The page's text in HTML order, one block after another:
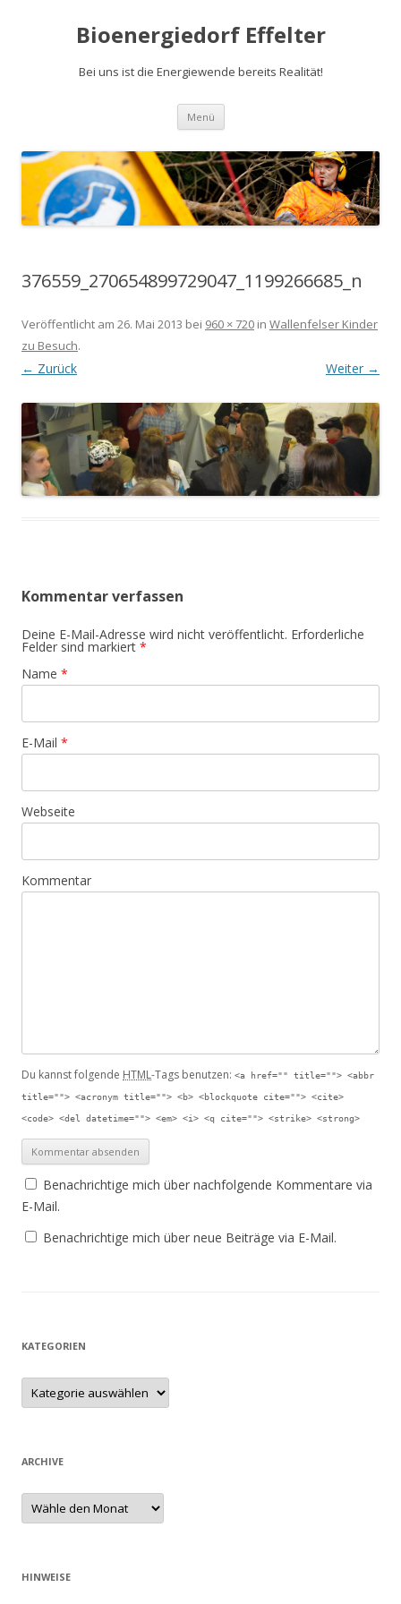
Bioenergiedorf Effelter
Bei uns ist die Energiewende bereits Realität!
Menü Zum Inhalt springen
376559_270654899729047_1199266685_n
Veröffentlicht am 26. Mai 2013 bei 960 × 720 in Wallenfelser Kinder
zu Besuch.
← Zurück Weiter →
Kommentar verfassen
Deine E-Mail-Adresse wird nicht veröffentlicht. Erforderliche
Felder sind markiert *
Name *
E-Mail *
Webseite
Kommentar
Du kannst folgende HTML-Tags benutzen: <a href="" title=""> <abbr
title=""> <acronym title=""> <b> <blockquote cite=""> <cite>
<code> <del datetime=""> <em> <i> <q cite=""> <strike> <strong>
Benachrichtige mich über nachfolgende Kommentare via
E-Mail.
Benachrichtige mich über neue Beiträge via E-Mail.
KATEGORIEN
ARCHIVE
HINWEISE